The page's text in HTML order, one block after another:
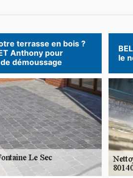
terrasse en bois ?
Anthony pour
démoussage
le